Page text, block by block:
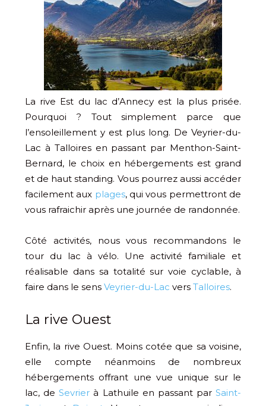
La rive Est du lac d’Annecy est la plus prisée.
Pourquoi ? Tout simplement parce que
l’ensoleillement y est plus long. De Veyrier-du-
Lac à Talloires en passant par Menthon-Saint-
Bernard, le choix en hébergements est grand
et de haut standing. Vous pourrez aussi accéder
facilement aux plages, qui vous permettront de
vous rafraichir après une journée de randonnée.
Côté activités, nous vous recommandons le
tour du lac à vélo. Une activité familiale et
réalisable dans sa totalité sur voie cyclable, à
faire dans le sens Veyrier-du-Lac vers Talloires.
La rive Ouest
Enfin, la rive Ouest. Moins cotée que sa voisine,
elle compte néanmoins de nombreux
hébergements offrant une vue unique sur le
lac, deSevrier à Lathuile en passant par Saint-